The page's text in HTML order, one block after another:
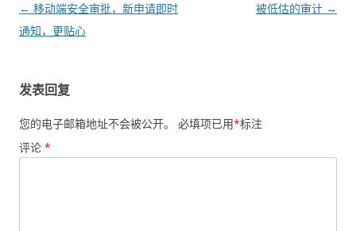
文章导航
← 移动端安全审批，新申请即时
通知，更贴心
被低估的审计 →
发表回复
您的电子邮箱地址不会被公开。 必填项已用*标注
评论 *